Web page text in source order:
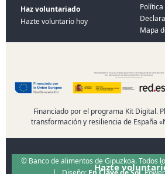
Haz voluntariado
Hazte voluntario hoy
Mapa
Financiado por el programa Kit Digital.
transformación y resiliencia de España
Hazte
© Banco de alimentos de Gipuzkoa. Todos